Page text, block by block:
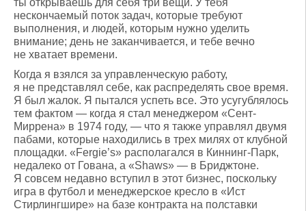
ты открываешь для себя три вещи. У тебя
нескончаемый поток задач, которые требуют
выполнения, и людей, которым нужно уделить
внимание; день не заканчивается, и тебе вечно
не хватает времени.
Когда я взялся за управленческую работу,
я не представлял себе, как распределять свое время.
Я был жалок. Я пытался успеть все. Это усугублялось
тем фактом — когда я стал менеджером «Сент-
Миррена» в 1974 году, — что я также управлял двумя
пабами, которые находились в трех милях от клубной
площадки. «Fergie’s» располагался в Киннинг-Парк,
недалеко от Гована, а «Shaws» — в Бриджтоне.
Я совсем недавно вступил в этот бизнес, поскольку
игра в футбол и менеджерское кресло в «Ист
Стирлингшире» на базе контракта на полставки